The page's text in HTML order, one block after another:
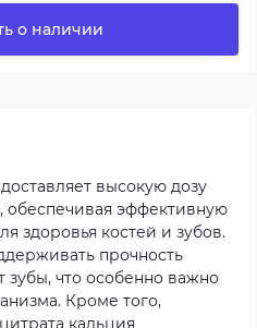
о наличии
высокую дозу
эффективную
здоровья костей и зубов.
прочность
зубы, что особенно важно
Кроме того,
кальция